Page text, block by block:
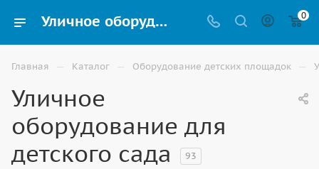
Уличное оборудование для детского сада купить в Астрахани 0
Главная — Каталог — Оборудование детских площадок —
Уличное
оборудование для
детского сада
93